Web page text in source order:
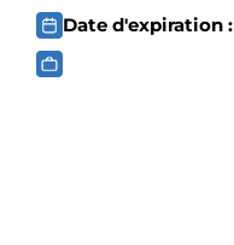
Date d'expiration :